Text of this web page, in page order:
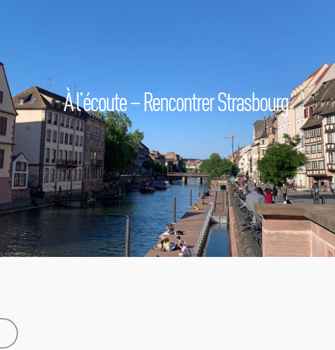
À l’écoute – Rencontrer Strasbourg